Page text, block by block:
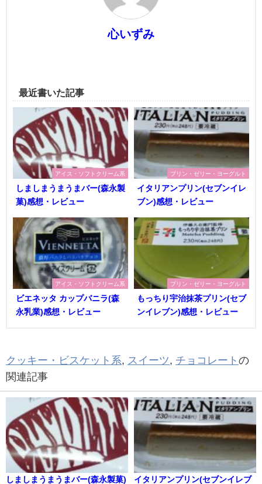
心いずみ
最近書いた記事
アイス・ソフトクリーム系
しましまうまうまバー(森永製
菓)感想・レビュー
プリン・ゼリー・ヨーグルト
イタリアンプリン(セブンイレ
ブン)感想・レビュー
アイス・ソフトクリーム系
ビエネッタ カップバニラ(森
永乳業)感想・レビュー
プリン・ゼリー・ヨーグルト
もっちり宇治抹茶プリン(セブ
ンイレブン)感想・レビュー
クッキー・ビスケット系 スイーツ チョコレート の
関連記事
しましまうまうまバー(森永製菓)
イタリアンプリン(セブンイレブ